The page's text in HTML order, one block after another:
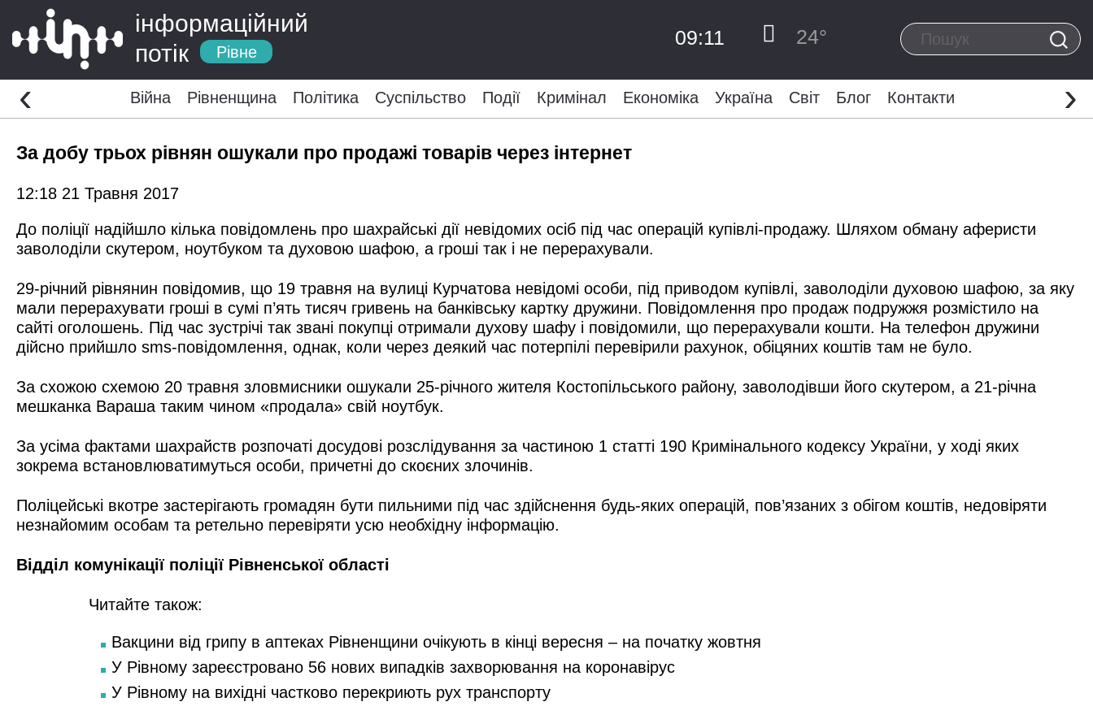
інформаційний
потік
Рівне
09:11 24°
Війна Рівненщина Політика Суспільство Події Кримінал Економіка Україна Світ Блог Контакти
‹ ›
За добу трьох рівнян ошукали про продажі товарів через інтернет
12:18 21 Травня 2017
До поліції надійшло кілька повідомлень про шахрайські дії невідомих осіб під час операцій купівлі-продажу. Шляхом обману аферисти
заволоділи скутером, ноутбуком та духовою шафою, а гроші так і не перерахували.
29-річний рівнянин повідомив, що 19 травня на вулиці Курчатова невідомі особи, під приводом купівлі, заволоділи духовою шафою, за яку
мали перерахувати гроші в сумі п’ять тисяч гривень на банківську картку дружини. Повідомлення про продаж подружжя розмістило на
сайті оголошень. Під час зустрічі так звані покупці отримали духову шафу і повідомили, що перерахували кошти. На телефон дружини
дійсно прийшло sms-повідомлення, однак, коли через деякий час потерпілі перевірили рахунок, обіцяних коштів там не було.
За схожою схемою 20 травня зловмисники ошукали 25-річного жителя Костопільського району, заволодівши його скутером, а 21-річна
мешканка Вараша таким чином «продала» свій ноутбук.
За усіма фактами шахрайств розпочаті досудові розслідування за частиною 1 статті 190 Кримінального кодексу України, у ході яких
зокрема встановлюватимуться особи, причетні до скоєних злочинів.
Поліцейські вкотре застерігають громадян бути пильними під час здійснення будь-яких операцій, пов’язаних з обігом коштів, недовіряти
незнайомим особам та ретельно перевіряти усю необхідну інформацію.
Відділ комунікації поліції Рівненської області
Читайте також:
Вакцини від грипу в аптеках Рівненщини очікують в кінці вересня – на початку жовтня
У Рівному зареєстровано 56 нових випадків захворювання на коронавірус
У Рівному на вихідні частково перекриють рух транспорту